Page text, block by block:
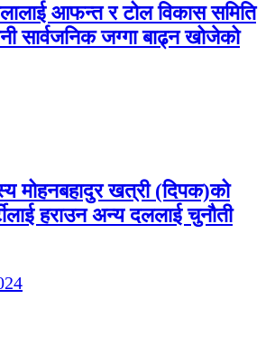
आफन्त र टोल विकास समिति
सार्वजनिक जग्गा बाढ्न खोजेको
मोहनबहादुर खत्री (दिपक)को
हराउन अन्य दललाई चुनौती